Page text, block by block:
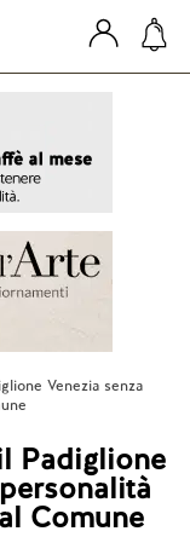
Venezia senza
Padiglione
Comune